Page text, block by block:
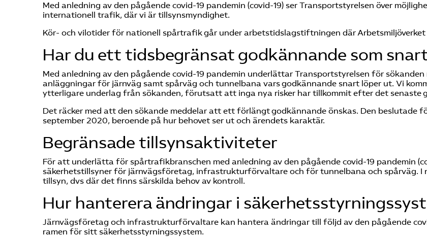
Med anledning av den pågående covid-19 pandemin (covid-19) ser Transportstyrelsen över
internationell trafik, där vi är tillsynsmyndighet.
Kör- och vilotider för nationell spårtrafik går under arbetstidslagstiftningen där
Har du ett tidsbegränsat godkännande som
Med anledning av den pågående covid-19 pandemin underlättar Transportstyrelsen för
anläggningar för järnväg samt spårväg och tunnelbana vars godkännande snart löper ut. Vi
ytterligare underlag från sökanden, förutsatt att inga nya risker har tillkommit efter det senaste
Det räcker med att den sökande meddelar att ett förlängt godkännande önskas. Den beslutade
september 2020, beroende på hur behovet ser ut och ärendets karaktär.
Begränsade tillsynsaktiviteter
För att underlätta för spårtrafikbranschen med anledning av den pågående covid-19 pandemin
säkerhetstillsyner för järnvägsföretag, infrastrukturförvaltare och för tunnelbana och spårväg.
tillsyn, dvs där det finns särskilda behov av kontroll.
Hur hanterera ändringar i
Järnvägsföretag och infrastrukturförvaltare kan hantera ändringar till följd av den pågående
ramen för sitt säkerhetsstyrningssystem.